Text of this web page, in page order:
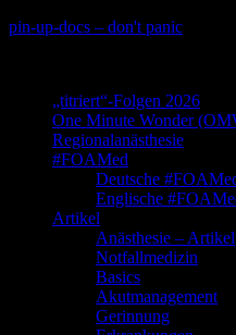
Skip
pin-up-docs – don't panic
„titriert“-Folgen 2026
One Minute Wonder
Regionalanästhesie
#FOAMed
Deutsche
Englische
Artikel
Anästhesie – Artikel
Notfallmedizin
Basics
Akutmanagement
Gerinnung